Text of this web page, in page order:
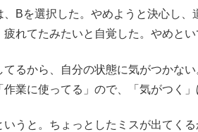
Bを選択した。やめようと決心し、
れてたみたいと自覚した。やめとい
るから、自分の状態に気がつかない
業に使ってる」ので、「気がつく
うと。ちょっとしたミスが出てくる